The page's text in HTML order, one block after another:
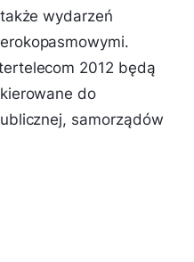
wydarzeń
2012 będą
do
samorządów